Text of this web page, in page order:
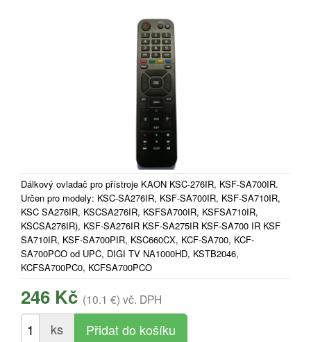
Dálkový ovladač pro přístroje KAON KSC-276IR, KSF-SA700IR.
Určen pro modely: KSC-SA276IR, KSF-SA700IR, KSF-SA710IR,
KSC SA276IR, KSCSA276IR, KSFSA700IR, KSFSA710IR,
KSCSA276IR), KSF-SA276IR KSF-SA275IR KSF-SA700 IR KSF
SA710IR, KSF-SA700PIR, KSC660CX, KCF-SA700, KCF-
SA700PCO od UPC, DIGI TV NA1000HD, KSTB2046,
KCFSA700PC0, KCFSA700PCO
246 Kč (10.1 €) vč. DPH
ks